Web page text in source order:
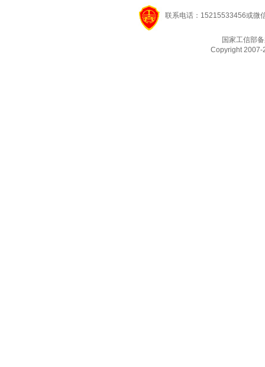
联系电话：15215533456或微
国家工信部
Copyright 2007-